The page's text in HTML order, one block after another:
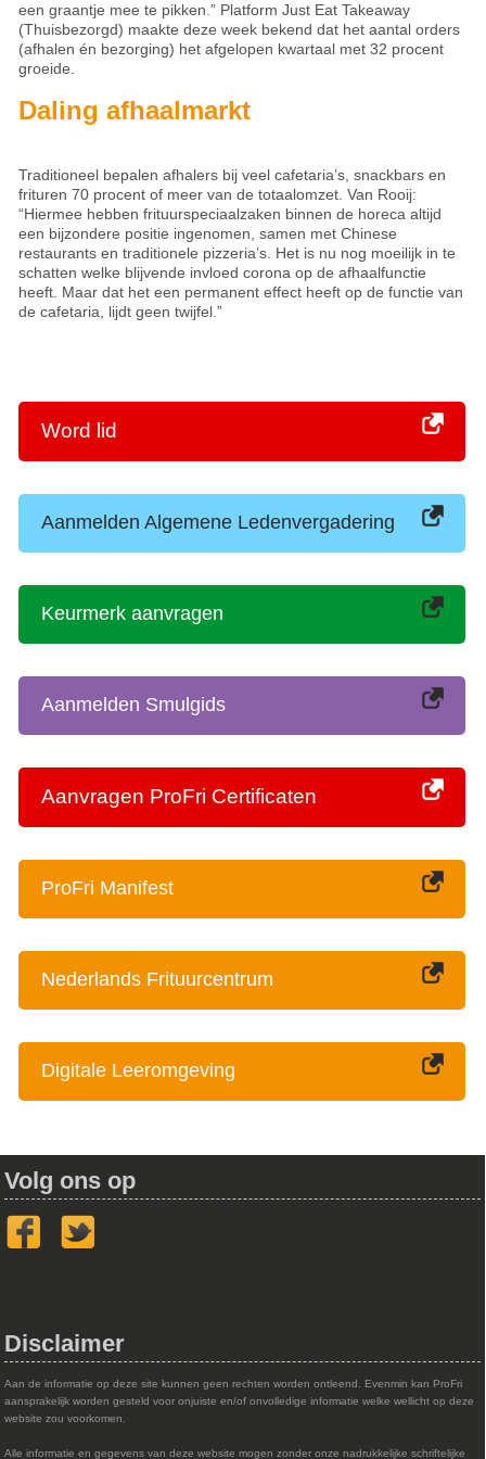
een graantje mee te pikken.” Platform Just Eat Takeaway
(Thuisbezorgd) maakte deze week bekend dat het aantal orders
(afhalen én bezorging) het afgelopen kwartaal met 32 procent
groeide.
Daling afhaalmarkt
Traditioneel bepalen afhalers bij veel cafetaria’s, snackbars en
frituren 70 procent of meer van de totaalomzet. Van Rooij:
“Hiermee hebben frituurspeciaalzaken binnen de horeca altijd
een bijzondere positie ingenomen, samen met Chinese
restaurants en traditionele pizzeria’s. Het is nu nog moeilijk in te
schatten welke blijvende invloed corona op de afhaalfunctie
heeft. Maar dat het een permanent effect heeft op de functie van
de cafetaria, lijdt geen twijfel.”
Word lid
Aanmelden Algemene Ledenvergadering
Keurmerk aanvragen
Aanmelden Smulgids
Aanvragen ProFri Certificaten
ProFri Manifest
Nederlands Frituurcentrum
Digitale Leeromgeving
Volg ons op
Disclaimer
Aan de informatie op deze site kunnen geen rechten worden ontleend. Evenmin kan ProFri
aansprakelijk worden gesteld voor onjuiste en/of onvolledige informatie welke wellicht op deze
website zou voorkomen.
Alle informatie en gegevens van deze website mogen zonder onze nadrukkelijke schriftelijke